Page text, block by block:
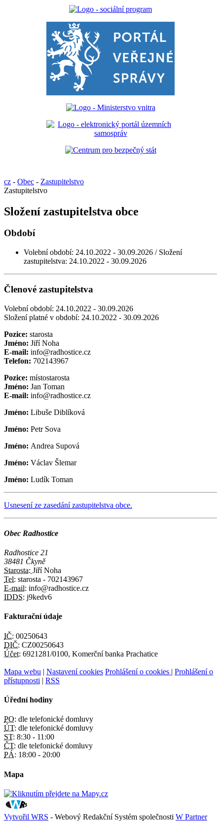
cz - Obec - Zastupitelstvo
Zastupitelstvo
Složení zastupitelstva obce
Období
Volební období: 24.10.2022 - 30.09.2026 / Složení
zastupitelstva: 24.10.2022 - 30.09.2026
Členové zastupitelstva
Volební období: 24.10.2022 - 30.09.2026
Složení platné v období: 24.10.2022 - 30.09.2026
Pozice: starosta
Jméno: Jiří Noha
E-mail: info@radhostice.cz
Telefon: 702143967
Pozice: místostarosta
Jméno: Jan Toman
E-mail: info@radhostice.cz
Jméno: Libuše Diblíková
Jméno: Petr Sova
Jméno: Andrea Supová
Jméno: Václav Šlemar
Jméno: Ludík Toman
Usnesení ze zasedání zastupitelstva obce.
Obec Radhostice
Radhostice 21
38481 Čkyně
Starosta: Jiří Noha
Tel: starosta - 702143967
E-mail: info@radhostice.cz
IDDS: j9kedv6
Fakturační údaje
IČ: 00250643
DIČ: CZ00250643
Účet: 6921281/0100, Komerční banka Prachatice
Mapa webu | Nastavení cookies Prohlášení o cookies | Prohlášení o
přístupnosti | RSS
Úřední hodiny
PO: dle telefonické domluvy
ÚT: dle telefonické domluvy
ST: 8:30 - 11:00
ČT: dle telefonické domluvy
PÁ: 18:00 - 20:00
Mapa
Vytvořil WRS - Webový Redakční Systém společnosti W Partner